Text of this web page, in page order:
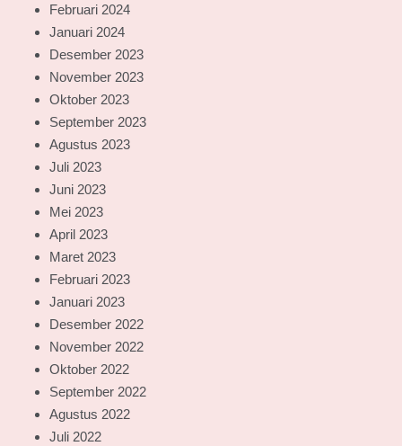
Februari 2024
Januari 2024
Desember 2023
November 2023
Oktober 2023
September 2023
Agustus 2023
Juli 2023
Juni 2023
Mei 2023
April 2023
Maret 2023
Februari 2023
Januari 2023
Desember 2022
November 2022
Oktober 2022
September 2022
Agustus 2022
Juli 2022